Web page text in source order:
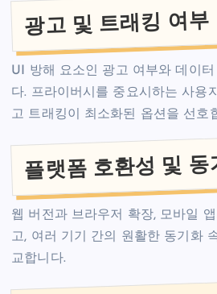
광고 및 트래킹 여부
UI 방해 요소인 광고 여부와 데이터
다. 프라이버시를 중요시하는 사용
고 트래킹이 최소화된 옵션을 선호
플랫폼 호환성 및 동
웹 버전과 브라우저 확장, 모바일
고, 여러 기기 간의 원활한 동기화
교합니다.